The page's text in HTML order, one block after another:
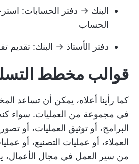
البنك → دفتر الحسابات:
الحساب
دفتر الأستاذ → البنك: تقديم
قوالب مخطط
كما رأينا أعلاه، يمكن أن تساعد
في مجموعة من العمليات. سواء
البرامج، أو توثيق العمليات، أو
العملاء، أو عمليات التصنيع، أو
من سير العمل في مجال